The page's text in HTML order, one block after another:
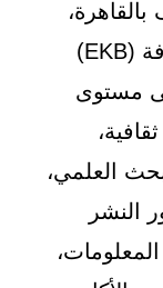
وأشار الوزير إلى أهمية بنك المعرفة (EKB)
مستوى
العلمي،
النشر
المعلومات،